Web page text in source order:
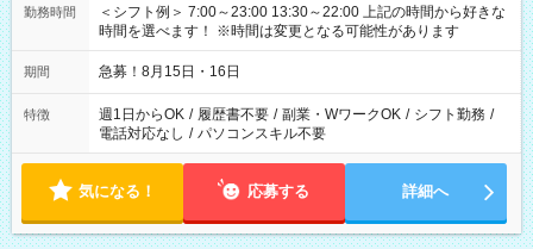
勤務時間
＜シフト例＞ 7:00～23:00 13:30～22:00 上記の時間から好きな
時間を選べます！ ※時間は変更となる可能性があります
期間 急募！8月15日・16日
特徴 週1日からOK / 履歴書不要 / 副業・WワークOK / シフト勤務 /
電話対応なし / パソコンスキル不要
気になる！ 応募する 詳細へ